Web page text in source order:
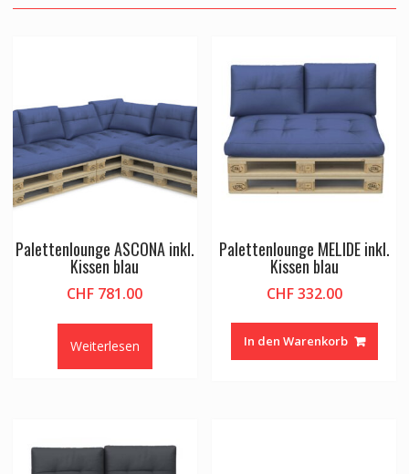
Palettenlounge ASCONA inkl.
Kissen blau
CHF 781.00
Weiterlesen
Palettenlounge MELIDE inkl.
Kissen blau
CHF332.00
In den Warenkorb